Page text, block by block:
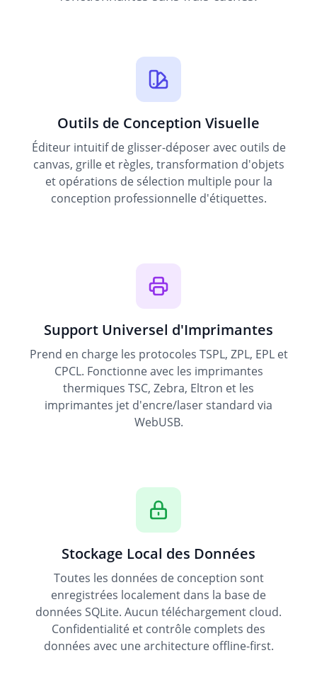
Outils de Conception Visuelle
Éditeur intuitif de glisser-déposer avec outils de
canvas, grille et règles, transformation d'objets
et opérations de sélection multiple pour la
conception professionnelle d'étiquettes.
Support Universel d'Imprimantes
Prend en charge les protocoles TSPL, ZPL, EPL et
CPCL. Fonctionne avec les imprimantes
thermiques TSC, Zebra, Eltron et les
imprimantes jet d'encre/laser standard via
WebUSB.
Stockage Local des Données
Toutes les données de conception sont
enregistrées localement dans la base de
données SQLite. Aucun téléchargement cloud.
Confidentialité et contrôle complets des
données avec une architecture offline-first.